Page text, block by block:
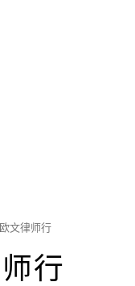
文律师行
行